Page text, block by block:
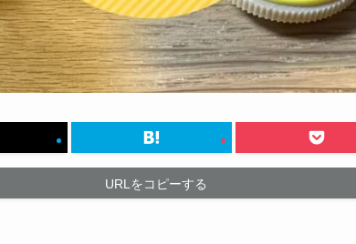
URLをコピーする